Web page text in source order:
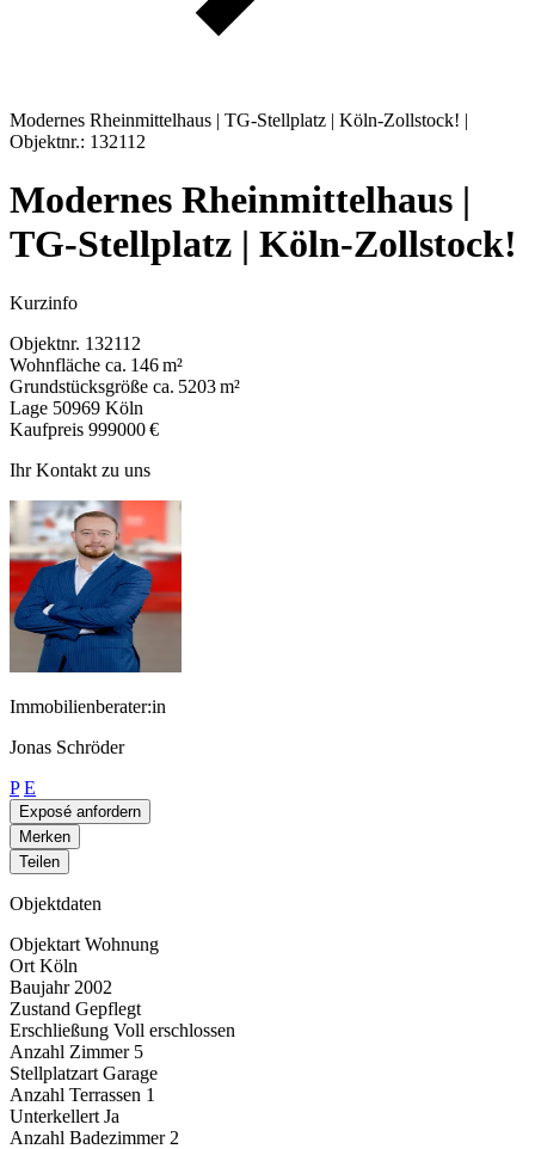
Modernes Rheinmittelhaus | TG-Stellplatz | Köln-Zollstock! |
Objektnr.: 132112
Modernes Rheinmittelhaus |
TG-Stellplatz | Köln-Zollstock!
Kurzinfo
Objektnr. 132112
Wohnfläche ca. 146 m²
Grundstücksgröße ca. 5203 m²
Lage 50969 Köln
Kaufpreis 999000 €
Ihr Kontakt zu uns
Immobilienberater:in
Jonas Schröder
P E
Exposé anfordern
Merken
Teilen
Objektdaten
Objektart Wohnung
Ort Köln
Baujahr 2002
Zustand Gepflegt
Erschließung Voll erschlossen
Anzahl Zimmer 5
Stellplatzart Garage
Anzahl Terrassen 1
Unterkellert Ja
Anzahl Badezimmer 2